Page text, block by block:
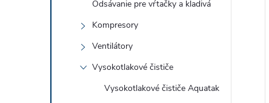
Odsávanie pre vŕtačky a kladivá
Kompresory
Ventilátory
Vysokotlakové čističe
Vysokotlakové čističe Aquatak